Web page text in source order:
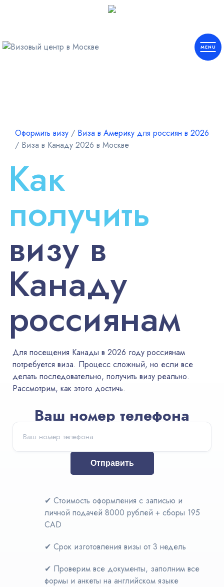
Оформить визу ∕ Виза в Америку для россиян в 2026
∕ Виза в Канаду 2026 в Москве
Как
получить
визу в
Канаду
россиянам
Для посещения Канады в 2026 году россиянам
потребуется виза. Процесс сложный, но если все
делать последовательно, получить визу реально.
Рассмотрим, как этого достичь.
Ваш номер телефона
Отправить
✔ Стоимость оформления с записью и
личной подачей 8000 рублей + сборы 195
CAD
✔ Срок изготовления визы от 3 недель
✔ Проверим все документы, заполним все
формы и анкеты на английском языке
Америка
Африка
ВНЖ и
легализация